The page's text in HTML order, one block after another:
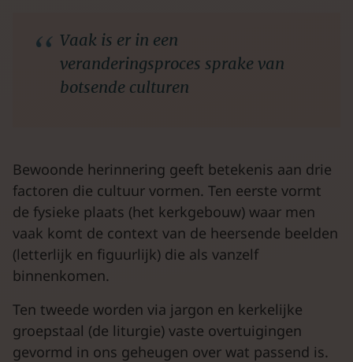
Vaak is er in een
veranderingsproces sprake van
botsende culturen
Bewoonde herinnering geeft betekenis aan drie
factoren die cultuur vormen. Ten eerste vormt
de fysieke plaats (het kerkgebouw) waar men
vaak komt de context van de heersende beelden
(letterlijk en figuurlijk) die als vanzelf
binnenkomen.
Ten tweede worden via jargon en kerkelijke
groepstaal (de liturgie) vaste overtuigingen
gevormd in ons geheugen over wat passend is.